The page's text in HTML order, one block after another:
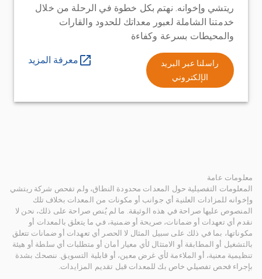
ريتشي وإخوانه. نهتم بكل خطوة في الرحلة من خلال
خدمتنا الشاملة لعبور معداتك للحدود والقارات
والمحيطات بسرعة وكفاءة
راسلنا عبر البريد
الإلكتروني
معرفة المزيد
معلومات عامة
المعلومات التفصيلية حول المعدات محدودة النطاق، ولم تفحص شركة ريتشي
وإخوانه للمزادات العلنية أي جوانب أو مكونات من المعدات بخلاف تلك
المنصوص عليها صراحة في هذه الوثيقة. ما لم يُنص صراحة على ذلك، نحن لا
نقدم أي تعهدات أو ضمانات، صريحة أو ضمنية، في ما يتعلق بالمعدات أو
مكوناتها، بما في ذلك على سبيل المثال لا الحصر أي تعهدات أو ضمانات تتعلق
بالتشغيل أو المطابقة أو الامتثال لأي معيار أمان أو متطلبات أي سلطة أو هيئة
تنظيمية معنية، أو الملاءمة لأي غرض معين، أو قابلية التسويق. ننصحك بشدة
بإجراء فحص تفصيلي خاص بك للمعدات قبل تقديم المزايدات.